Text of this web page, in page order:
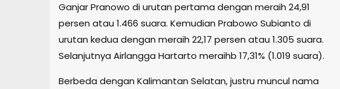
Ganjar Pranowo di urutan pertama dengan meraih 24,91
persen atau 1.466 suara. Kemudian Prabowo Subianto di
urutan kedua dengan meraih 22,17 persen atau 1.305 suara.
Selanjutnya Airlangga Hartarto meraihb 17,31% (1.019 suara).
Berbeda dengan Kalimantan Selatan, justru muncul nama